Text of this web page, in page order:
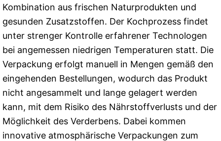
Kombination aus frischen Naturprodukten und
gesunden Zusatzstoffen. Der Kochprozess findet
unter strenger Kontrolle erfahrener Technologen
bei angemessen niedrigen Temperaturen statt. Die
Verpackung erfolgt manuell in Mengen gemäß den
eingehenden Bestellungen, wodurch das Produkt
nicht angesammelt und lange gelagert werden
kann, mit dem Risiko des Nährstoffverlusts und der
Möglichkeit des Verderbens. Dabei kommen
innovative atmosphärische Verpackungen zum